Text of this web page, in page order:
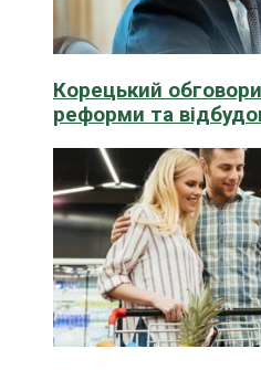
Корецький
реформи та